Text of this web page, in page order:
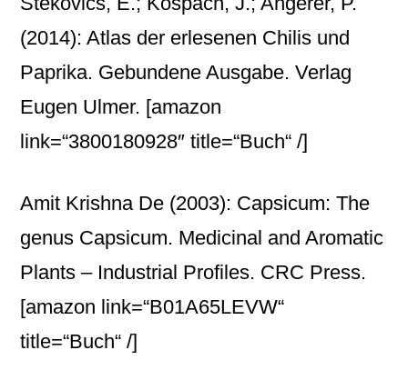
(2014): Atlas der erlesenen Chilis und
Paprika. Gebundene Ausgabe. Verlag
Eugen Ulmer. [amazon
link=“3800180928″ title=“Buch“ /]
Amit Krishna De (2003): Capsicum: The
genus Capsicum. Medicinal and Aromatic
Plants – Industrial Profiles. CRC Press.
[amazon link=“B01A65LEVW“
title=“Buch“ /]